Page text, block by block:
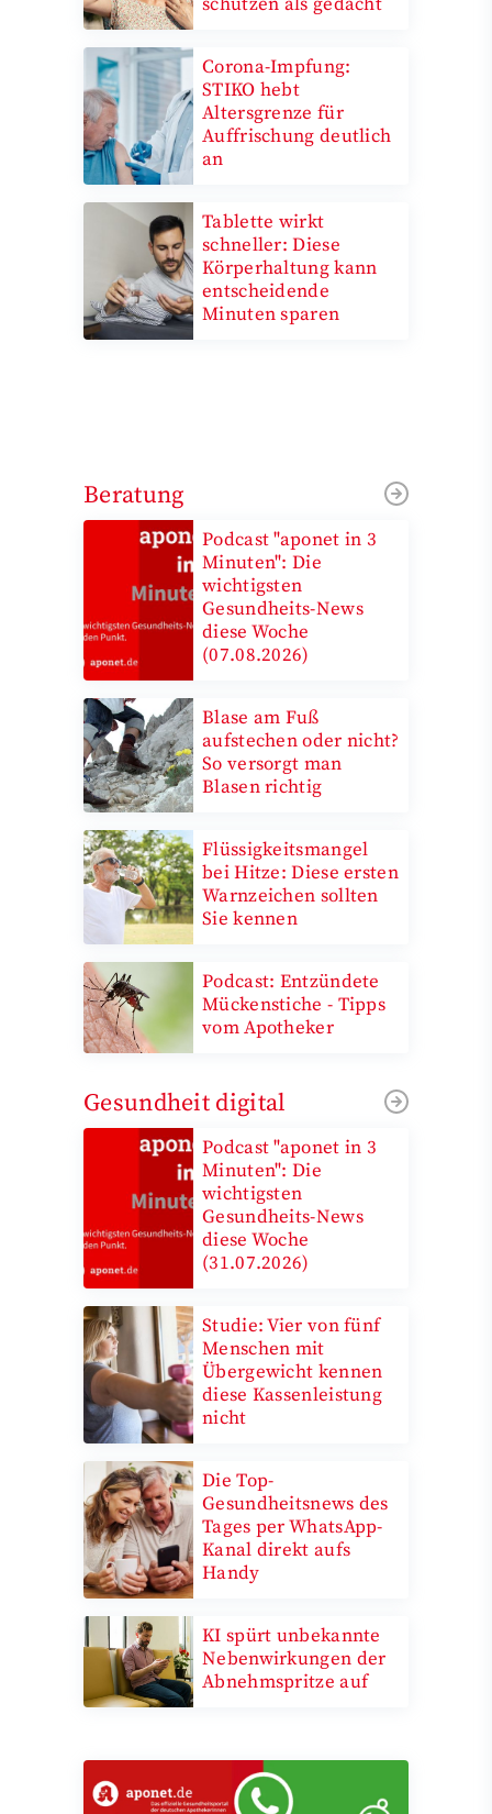
Corona-Impfung:
STIKO hebt
Altersgrenze für
Auffrischung deutlich
an
Tablette wirkt
schneller: Diese
Körperhaltung kann
entscheidende
Minuten sparen
Beratung
Podcast "aponet in 3
Minuten": Die
wichtigsten
Gesundheits-News
diese Woche
(07.08.2026)
Blase am Fuß
aufstechen oder nicht?
So versorgt man
Blasen richtig
Flüssigkeitsmangel
bei Hitze: Diese ersten
Warnzeichen sollten
Sie kennen
Podcast: Entzündete
Mückenstiche - Tipps
vom Apotheker
Gesundheit digital
Podcast "aponet in 3
Minuten": Die
wichtigsten
Gesundheits-News
diese Woche
(31.07.2026)
Studie: Vier von fünf
Menschen mit
Übergewicht kennen
diese Kassenleistung
nicht
Die Top-
Gesundheitsnews des
Tages per WhatsApp-
Kanal direkt aufs
Handy
KI spürt unbekannte
Nebenwirkungen der
Abnehmspritze auf